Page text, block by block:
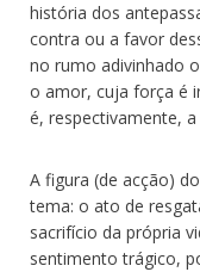
história dos
contra ou a favor
no rumo adivinhado
o amor, cuja força é
é, respectivamente,
A figura (de acção)
tema: o ato de
sacrifício da própria
sentimento trágico,